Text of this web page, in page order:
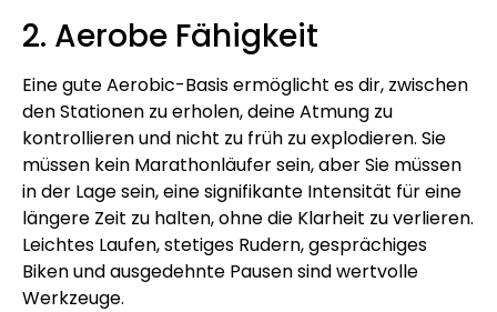
2. Aerobe Fähigkeit
Eine gute Aerobic-Basis ermöglicht es dir, zwischen
den Stationen zu erholen, deine Atmung zu
kontrollieren und nicht zu früh zu explodieren. Sie
müssen kein Marathonläufer sein, aber Sie müssen
in der Lage sein, eine signifikante Intensität für eine
längere Zeit zu halten, ohne die Klarheit zu verlieren.
Leichtes Laufen, stetiges Rudern, gesprächiges
Biken und ausgedehnte Pausen sind wertvolle
Werkzeuge.